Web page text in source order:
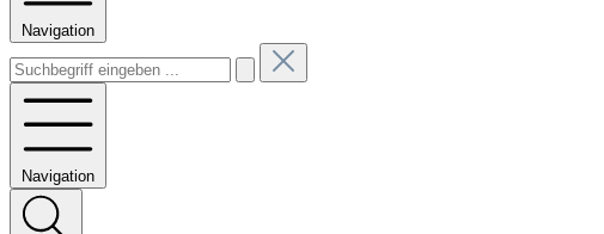
Navigation
Navigation